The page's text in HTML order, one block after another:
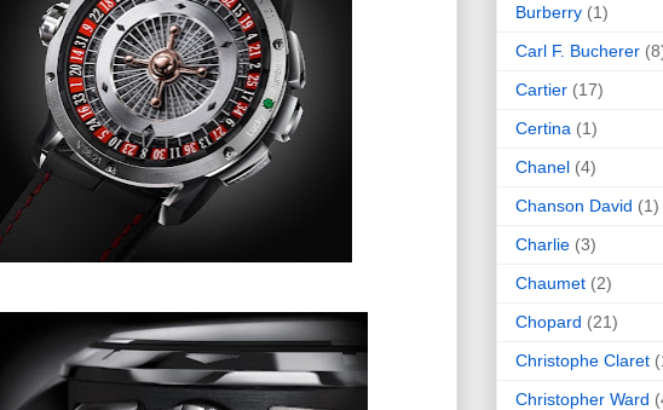
Burberry (1)
Carl F. Bucherer
Cartier (17)
Certina (1)
Chanel (4)
Chanson David (1)
Charlie (3)
Chaumet (2)
Chopard (21)
Christophe Claret
Christopher Ward